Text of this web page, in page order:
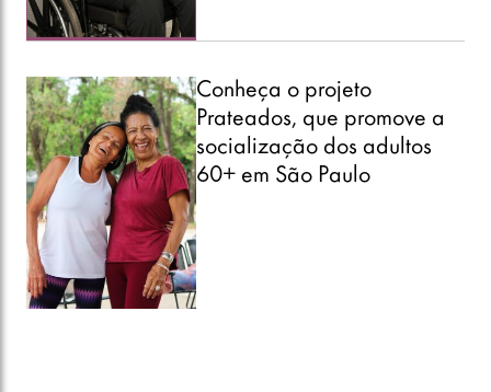
Conheça o projeto
Prateados, que promove a
socialização dos adultos
60+ em São Paulo